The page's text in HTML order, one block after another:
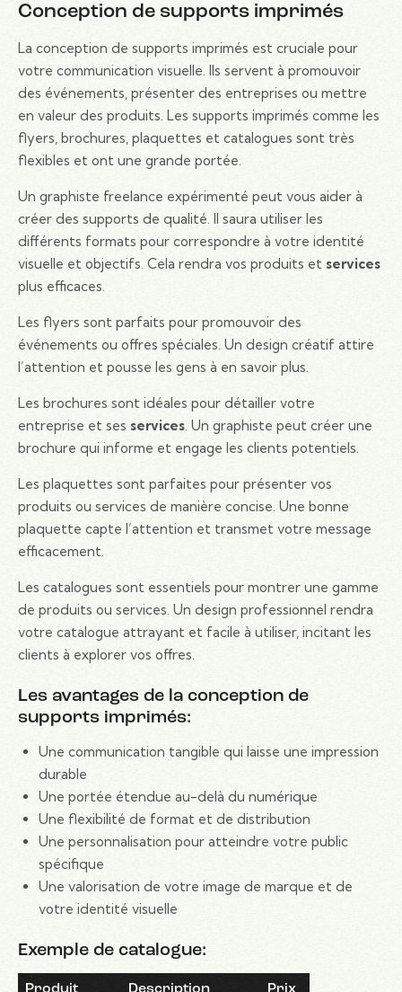
Conception de supports imprimés
La conception de supports imprimés est cruciale pour
votre communication visuelle. Ils servent à promouvoir
des événements, présenter des entreprises ou mettre
en valeur des produits. Les supports imprimés comme les
flyers, brochures, plaquettes et catalogues sont très
flexibles et ont une grande portée.
Un graphiste freelance expérimenté peut vous aider à
créer des supports de qualité. Il saura utiliser les
différents formats pour correspondre à votre identité
visuelle et objectifs. Cela rendra vos produits et services
plus efficaces.
Les flyers sont parfaits pour promouvoir des
événements ou offres spéciales. Un design créatif attire
l’attention et pousse les gens à en savoir plus.
Les brochures sont idéales pour détailler votre
entreprise et ses services . Un graphiste peut créer une
brochure qui informe et engage les clients potentiels.
Les plaquettes sont parfaites pour présenter vos
produits ou services de manière concise. Une bonne
plaquette capte l’attention et transmet votre message
efficacement.
Les catalogues sont essentiels pour montrer une gamme
de produits ou services. Un design professionnel rendra
votre catalogue attrayant et facile à utiliser, incitant les
clients à explorer vos offres.
Les avantages de la conception de
supports imprimés:
Une communication tangible qui laisse une impression
durable
Une portée étendue au-delà du numérique
Une flexibilité de format et de distribution
Une personnalisation pour atteindre votre public
spécifique
Une valorisation de votre image de marque et de
votre identité visuelle
Exemple de catalogue:
Produit Description Prix